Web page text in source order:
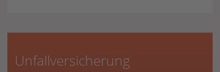
Unfallversicherung